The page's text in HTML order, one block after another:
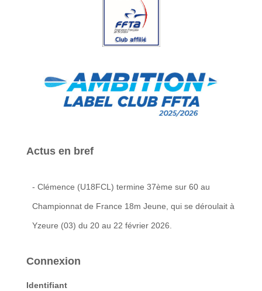
Actus en bref
- Clémence (U18FCL) termine 37ème sur 60 au
Championnat de France 18m Jeune, qui se déroulait à
Yzeure (03) du 20 au 22 février 2026.
Connexion
Identifiant